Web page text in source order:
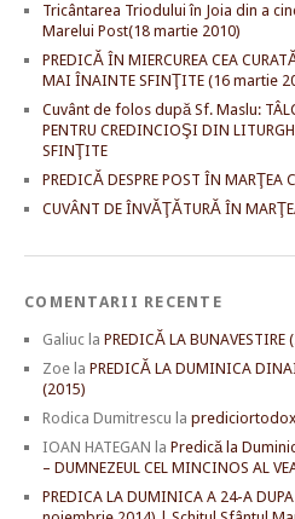
Tricântarea Triodului în Joia din a
Marelui Post(18 martie 2010)
PREDICĂ ÎN MIERCUREA CEA
MAI ÎNAINTE SFINŢITE (16 martie
Cuvânt de folos după Sf. Maslu:
PENTRU CREDINCIOŞI DIN
SFINŢITE
PREDICĂ DESPRE POST ÎN MARŢEA
CUVÂNT DE ÎNVĂŢĂTURĂ ÎN
COMENTARII RECENTE
Galiuc la PREDICĂ LA BUNAVESTIRE
Zoe la PREDICĂ LA DUMINICA
(2015)
Rodica Dumitrescu la
IOAN HATEGAN la Predică la
– DUMNEZEUL CEL MINCINOS AL
PREDICA LA DUMINICA A 24-A